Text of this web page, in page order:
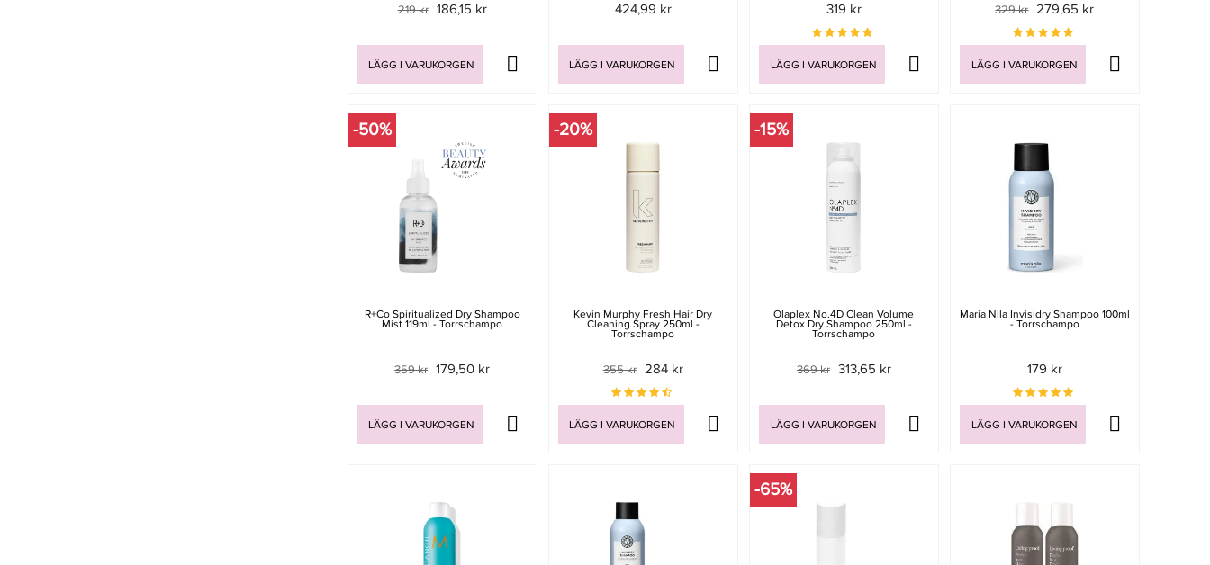
219 kr 186,15 kr
LÄGG I VARUKORGEN
424,99 kr
LÄGG I VARUKORGEN
319 kr
LÄGG I VARUKORGEN
329 kr 279,65 kr
LÄGG I VARUKORGEN
-50%
R+Co Spiritualized Dry Shampoo
Mist 119ml - Torrschampo
359 kr 179,50 kr
LÄGG I VARUKORGEN
-20%
Kevin Murphy Fresh Hair Dry
Cleaning Spray 250ml -
Torrschampo
355 kr 284 kr
LÄGG I VARUKORGEN
-15%
Olaplex No.4D Clean Volume
Detox Dry Shampoo 250ml -
Torrschampo
369 kr 313,65 kr
LÄGG I VARUKORGEN
Maria Nila Invisidry Shampoo 100ml
- Torrschampo
179 kr
LÄGG I VARUKORGEN
-65%